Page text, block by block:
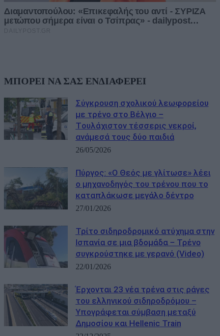
ΜΠΟΡΕΙ ΝΑ ΣΑΣ ΕΝΔΙΑΦΕΡΕΙ
Σύγκρουση σχολικού λεωφορείου
με τρένο στο Βέλγιο –
Tουλάχιστον τέσσερις νεκροί,
ανάμεσά τους δύο παιδιά
26/05/2026
Πύργος: «Ο Θεός με γλίτωσε» λέει
ο μηχανοδηγός του τρένου που το
καταπλάκωσε μεγάλο δέντρο
27/01/2026
Τρίτο σιδηροδρομικό ατύχημα στην
Ισπανία σε μια βδομάδα – Τρένο
συγκρούστηκε με γερανό (Video)
22/01/2026
Έρχονται 23 νέα τρένα στις ράγες
του ελληνικού σιδηροδρόμου –
Υπογράφεται σύμβαση μεταξύ
Δημοσίου και Hellenic Train